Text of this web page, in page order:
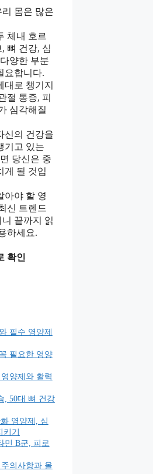
몸은 많은
체내 호르
뼈 건강, 심
양한 부분
요합니다.
대로 챙기지
절 통증, 피
심각해질
신의 건강을
기고 있는
당신은 중
게 될 것입
아야 할 영
신 트렌드
끝까지 읽
하세요.
확인
필수 영양제
필요한 영양
양제와 활력
, 50대 뼈 건강
영양제, 심
키기
민 B군, 피로
의사항과 올